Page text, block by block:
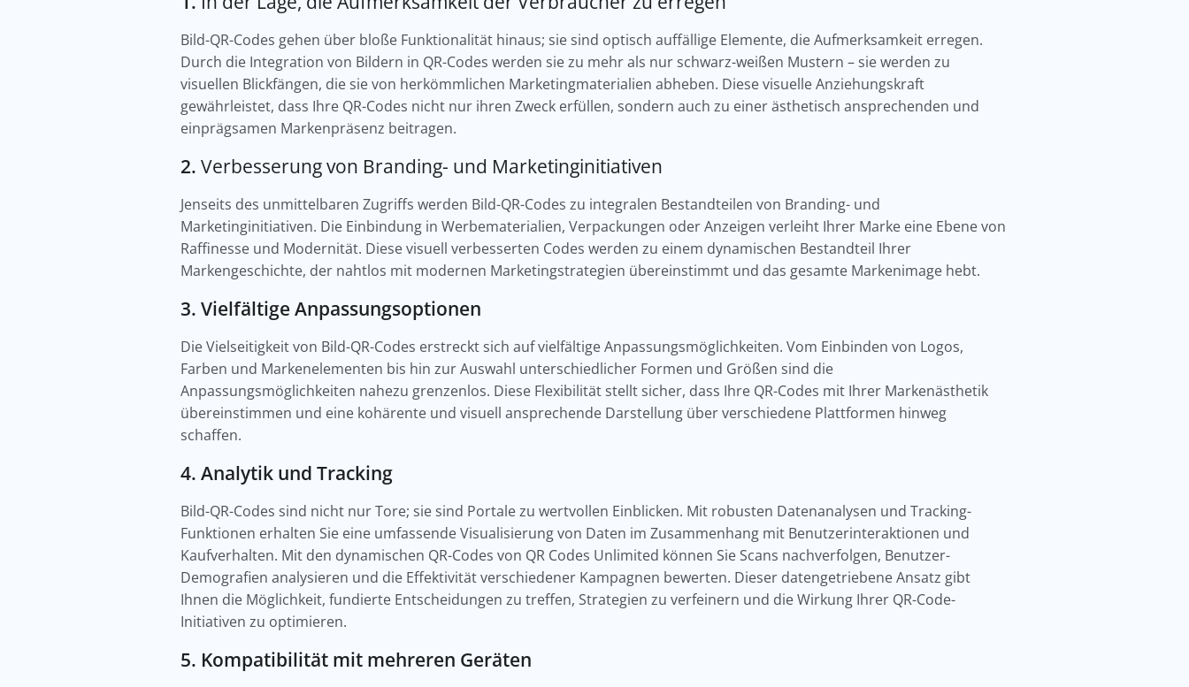
Bild-QR-Codes gehen über bloße Funktionalität hinaus; sie sind optisch auffällige Elemente, die Aufmerksamkeit erregen.
Durch die Integration von Bildern in QR-Codes werden sie zu mehr als nur schwarz-weißen Mustern – sie werden zu
visuellen Blickfängen, die sie von herkömmlichen Marketingmaterialien abheben. Diese visuelle Anziehungskraft
gewährleistet, dass Ihre QR-Codes nicht nur ihren Zweck erfüllen, sondern auch zu einer ästhetisch ansprechenden und
einprägsamen Markenpräsenz beitragen.
2. Verbesserung von Branding- und Marketinginitiativen
Jenseits des unmittelbaren Zugriffs werden Bild-QR-Codes zu integralen Bestandteilen von Branding- und
Marketinginitiativen. Die Einbindung in Werbematerialien, Verpackungen oder Anzeigen verleiht Ihrer Marke eine Ebene von
Raffinesse und Modernität. Diese visuell verbesserten Codes werden zu einem dynamischen Bestandteil Ihrer
Markengeschichte, der nahtlos mit modernen Marketingstrategien übereinstimmt und das gesamte Markenimage hebt.
3. Vielfältige Anpassungsoptionen
Die Vielseitigkeit von Bild-QR-Codes erstreckt sich auf vielfältige Anpassungsmöglichkeiten. Vom Einbinden von Logos,
Farben und Markenelementen bis hin zur Auswahl unterschiedlicher Formen und Größen sind die
Anpassungsmöglichkeiten nahezu grenzenlos. Diese Flexibilität stellt sicher, dass Ihre QR-Codes mit Ihrer Markenästhetik
übereinstimmen und eine kohärente und visuell ansprechende Darstellung über verschiedene Plattformen hinweg
schaffen.
4. Analytik und Tracking
Bild-QR-Codes sind nicht nur Tore; sie sind Portale zu wertvollen Einblicken. Mit robusten Datenanalysen und Tracking-
Funktionen erhalten Sie eine umfassende Visualisierung von Daten im Zusammenhang mit Benutzerinteraktionen und
Kaufverhalten. Mit den dynamischen QR-Codes von QR Codes Unlimited können Sie Scans nachverfolgen, Benutzer-
Demografien analysieren und die Effektivität verschiedener Kampagnen bewerten. Dieser datengetriebene Ansatz gibt
Ihnen die Möglichkeit, fundierte Entscheidungen zu treffen, Strategien zu verfeinern und die Wirkung Ihrer QR-Code-
Initiativen zu optimieren.
5. Kompatibilität mit mehreren Geräten